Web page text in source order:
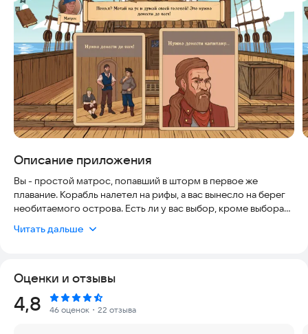
Описание приложения
Вы - простой матрос, попавший в шторм в первое же
плавание. Корабль налетел на рифы, а вас вынесло на берег
необитаемого острова. Есть ли у вас выбор, кроме выбора
визуальной новелле Choice of Life: Wild Islands!
ситуации Вы - хозяин своей судьбы!
Вам решать - быть тружеником или гедонистом, который
возьмёт у природы всё самое лучшее. В одиночестве
Читать дальше
Оценки и отзывы
Рейтинг:
4,8 46 оценок ・22 отзыва